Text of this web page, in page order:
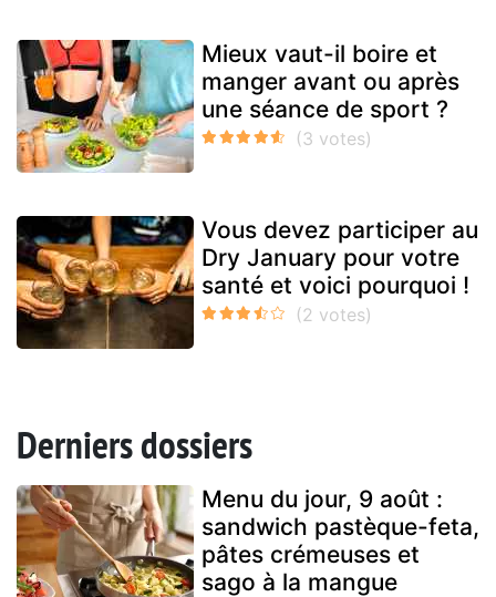
Mieux vaut-il boire et
manger avant ou après
une séance de sport ?
Vous devez participer au
Dry January pour votre
santé et voici pourquoi !
Derniers dossiers
Menu du jour, 9 août :
sandwich pastèque-feta,
pâtes crémeuses et
sago à la mangue